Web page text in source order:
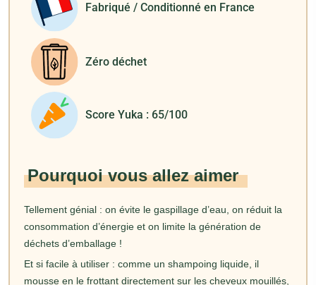
Fabriqué / Conditionné en France
Zéro déchet
Score Yuka : 65/100
Pourquoi vous allez aimer
Tellement génial : on évite le gaspillage d’eau, on réduit la
consommation d’énergie et on limite la génération de
déchets d’emballage !
Et si facile à utiliser : comme un shampoing liquide, il
mousse en le frottant directement sur les cheveux mouillés,